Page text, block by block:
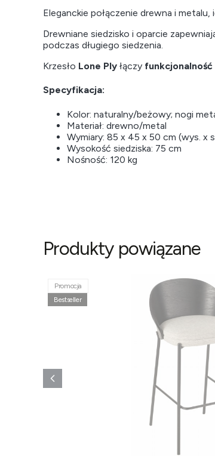
Eleganckie połączenie drewna i
Drewniane siedzisko i oparcie
podczas długiego siedzenia.
Krzesło Lone Ply łączy
Specyfikacja:
Kolor: naturalny/beżowy; nogi
Materiał: drewno/metal
Wymiary: 85 x 45 x 50 cm (wys. x
Wysokość siedziska: 75 cm
Nośność: 120 kg
Produkty powiązane
Promocja
Bestseller